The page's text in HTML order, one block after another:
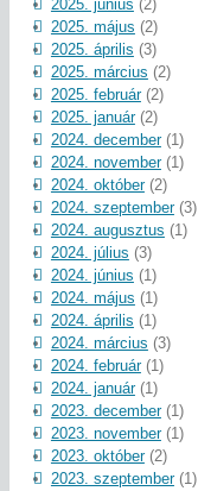
2025. június (2)
2025. május (2)
2025. április (3)
2025. március (2)
2025. február(2)
2025. január(2)
2024. december(1)
2024. november(1)
2024. október(2)
2024. szeptember(3)
2024. augusztus (1)
2024. július (3)
2024. június (1)
2024. május (1)
2024. április (1)
2024. március (3)
2024. február(1)
2024. január(1)
2023. december(1)
2023. november(1)
2023. október(2)
2023. szeptember(1)